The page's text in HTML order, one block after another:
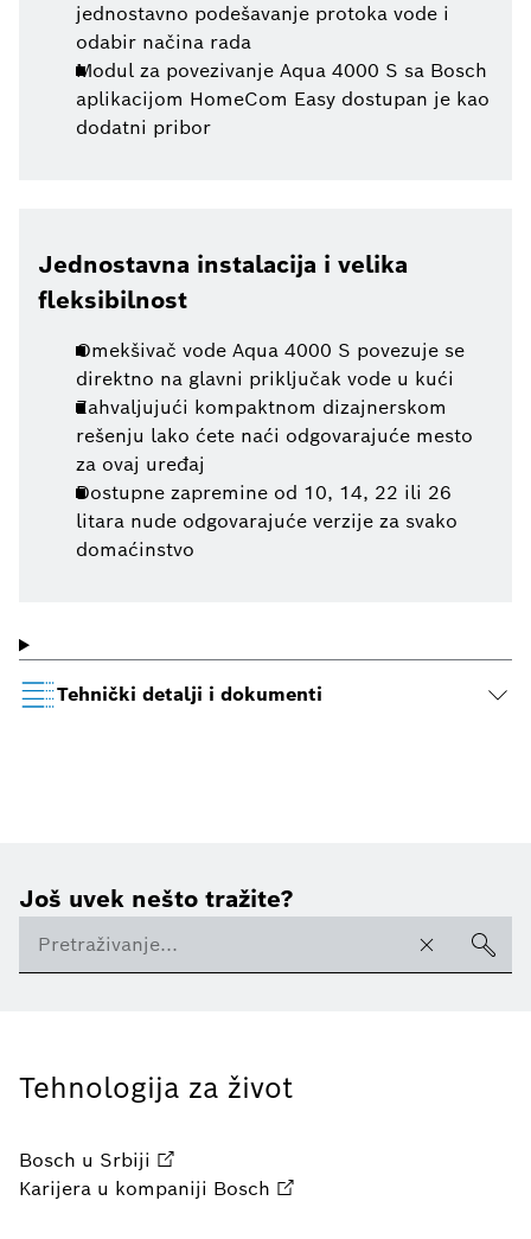
jednostavno podešavanje protoka vode i
odabir načina rada
Modul za povezivanje Aqua 4000 S sa Bosch
aplikacijom HomeCom Easy dostupan je kao
dodatni pribor
Jednostavna instalacija i velika
fleksibilnost
Omekšivač vode Aqua 4000 S povezuje se
direktno na glavni priključak vode u kući
Zahvaljujući kompaktnom dizajnerskom
rešenju lako ćete naći odgovarajuće mesto
za ovaj uređaj
Dostupne zapremine od 10, 14, 22 ili 26
litara nude odgovarajuće verzije za svako
domaćinstvo
Tehnički detalji i dokumenti
Još uvek nešto tražite?
Tehnologija za život
Bosch u Srbiji
Karijera u kompaniji Bosch